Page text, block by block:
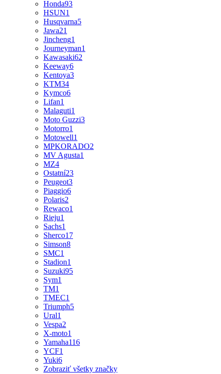
Honda93
HSUN1
Husqvarna5
Jawa21
Jincheng1
Journeyman1
Kawasaki62
Keeway6
Kentoya3
KTM34
Kymco6
Lifan1
Malaguti1
Moto Guzzi3
Motorro1
Motowell1
MPKORADO2
MV Agusta1
MZ4
Ostatní23
Peugeot3
Piaggio6
Polaris2
Rewaco1
Rieju1
Sachs1
Sherco17
Simson8
SMC1
Stadion1
Suzuki95
Sym1
TM1
TMEC1
Triumph5
Ural1
Vespa2
X-moto1
Yamaha116
YCF1
Yuki6
Zobraziť všetky značky